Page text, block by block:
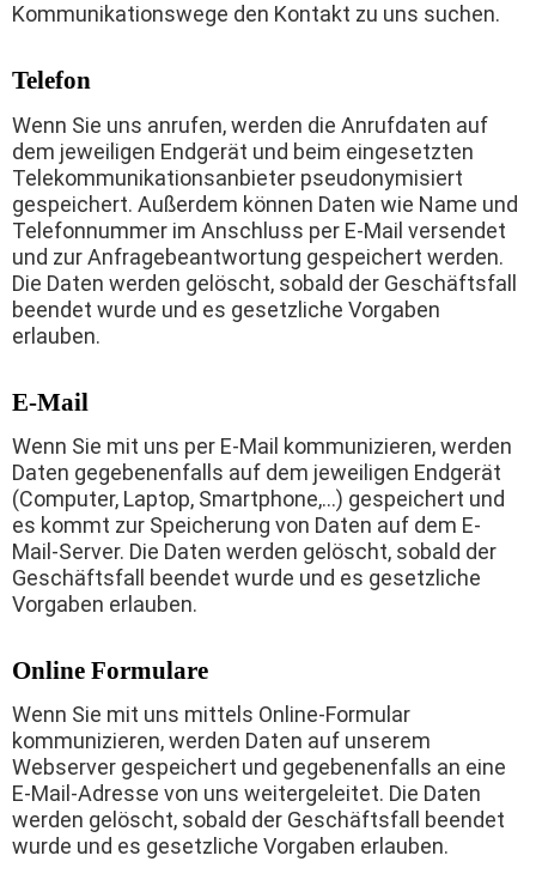
Kommunikationswege den Kontakt zu uns suchen.
Telefon
Wenn Sie uns anrufen, werden die Anrufdaten auf
dem jeweiligen Endgerät und beim eingesetzten
Telekommunikationsanbieter pseudonymisiert
gespeichert. Außerdem können Daten wie Name und
Telefonnummer im Anschluss per E-Mail versendet
und zur Anfragebeantwortung gespeichert werden.
Die Daten werden gelöscht, sobald der Geschäftsfall
beendet wurde und es gesetzliche Vorgaben
erlauben.
E-Mail
Wenn Sie mit uns per E-Mail kommunizieren, werden
Daten gegebenenfalls auf dem jeweiligen Endgerät
(Computer, Laptop, Smartphone,…) gespeichert und
es kommt zur Speicherung von Daten auf dem E-
Mail-Server. Die Daten werden gelöscht, sobald der
Geschäftsfall beendet wurde und es gesetzliche
Vorgaben erlauben.
Online Formulare
Wenn Sie mit uns mittels Online-Formular
kommunizieren, werden Daten auf unserem
Webserver gespeichert und gegebenenfalls an eine
E-Mail-Adresse von uns weitergeleitet. Die Daten
werden gelöscht, sobald der Geschäftsfall beendet
wurde und es gesetzliche Vorgaben erlauben.